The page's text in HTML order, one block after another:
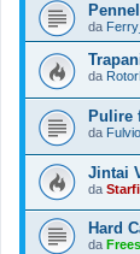
da
da
Pulire
da
Jintai
da
Hard
da